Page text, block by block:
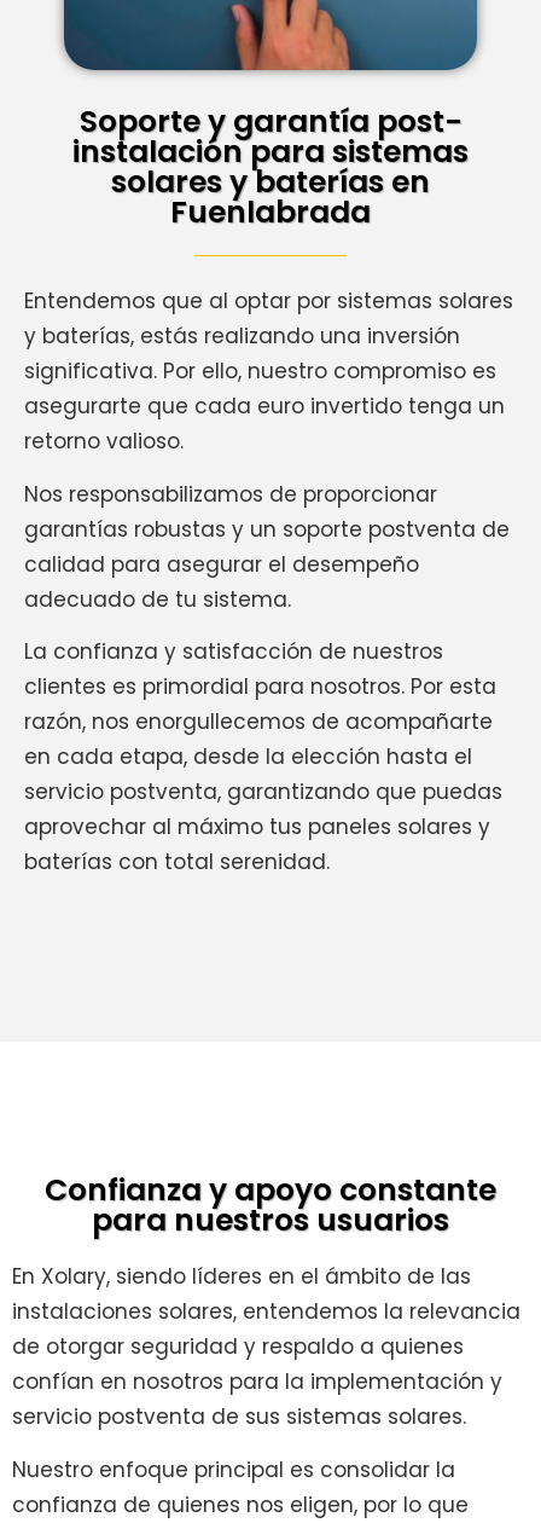
Soporte y garantía post-
instalación para sistemas
solares y baterías en
Fuenlabrada
Entendemos que al optar por sistemas solares
y baterías, estás realizando una inversión
significativa. Por ello, nuestro compromiso es
asegurarte que cada euro invertido tenga un
retorno valioso.
Nos responsabilizamos de proporcionar
garantías robustas y un soporte postventa de
calidad para asegurar el desempeño
adecuado de tu sistema.
La confianza y satisfacción de nuestros
clientes es primordial para nosotros. Por esta
razón, nos enorgullecemos de acompañarte
en cada etapa, desde la elección hasta el
servicio postventa, garantizando que puedas
aprovechar al máximo tus paneles solares y
baterías con total serenidad.
Confianza y apoyo constante
para nuestros usuarios
En Xolary, siendo líderes en el ámbito de las
instalaciones solares, entendemos la relevancia
de otorgar seguridad y respaldo a quienes
confían en nosotros para la implementación y
servicio postventa de sus sistemas solares.
Nuestro enfoque principal es consolidar la
confianza de quienes nos eligen, por lo que